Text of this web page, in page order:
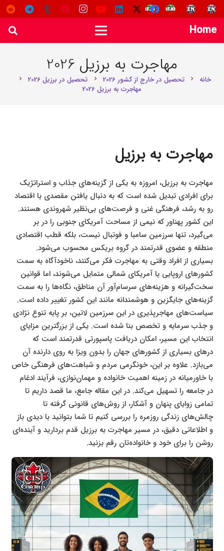
Home
مهاجرت به برزیل 2026
خانه chevron_right تحصیل در خارج از کشور 2026 chevron_right تحصیل در برزیل 2026 chevron_right
مهاجرت به برزیل 2026
مهاجرت به برزیل
مهاجرت به برزیل، امروزه به یکی از گزینه‌های جذاب و استراتژیک
برای افرادی تبدیل شده است که به دنبال یافتن مقصدی با اقتصاد
رو به رشد، فرهنگی غنی و فرصت‌های بی‌نظیر شهروندی هستند.
این کشور پهناور که نیمی از مساحت آمریکای جنوبی را در بر
می‌گیرد، تنها سرزمین سامبا و فوتبال نیست، بلکه قطب اقتصادی
منطقه و عضوی قدرتمند در گروه بریکس محسوب می‌شود.
بسیاری از افراد وقتی به مهاجرت فکر می‌کنند، ناخودآگاه به سمت
کشورهای اروپایی یا آمریکای شمالی متمایل می‌شوند، اما قوانین
سخت‌گیرانه و هزینه‌های سرسام‌آور آن مناطق، نگاه‌ها را به سمت
گزینه‌های جایگزین و هوشمندانه مانند این کشور تغییر داده است.
سیاست‌های مهاجرپذیری در این سرزمین لاتین، بر پایه تنوع نژادی
و جذب سرمایه و تخصص بنا شده است. یکی از بزرگترین مزایای
انتخاب این مسیر، امکان دریافت پاسپورتی قدرتمند است که
درهای بسیاری از کشورهای جهان را بدون ویزا به روی دارنده آن
می‌بازد. علاوه بر این، خونگرمی مردم و شباهت‌های فرهنگی خاص
با خاورمیانه در زمینه اهمیت خانواده و مهمان‌نوازی، فرآیند ادغام
در جامعه را تسهیل می‌کند. در این مقاله جامع، ما قصد داریم تا
تمامی زوایای پنهان و آشکار، از روش‌های قانونی گرفته تا
چالش‌های زندگی روزمره را بررسی کنیم تا شما بتوانید با دیدی باز
و اطلاعاتی دقیق، در مسیر مهاجرت به برزیل قدم بردارید و آینده‌ای
روشن را برای خود و خانواده‌تان رقم بزنید.